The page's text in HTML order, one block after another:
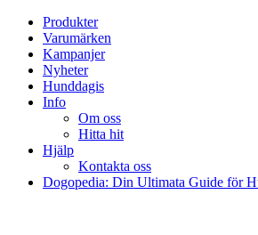
Produkter
Varumärken
Kampanjer
Nyheter
Hunddagis
Info
Om oss
Hitta hit
Hjälp
Kontakta oss
Dogopedia: Din Ultimata Guide för